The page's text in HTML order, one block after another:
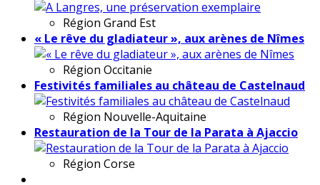
Région Grand Est
« Le rêve du gladiateur », aux arènes de Nîmes
Région Occitanie
Festivités familiales au château de Castelnaud
Région Nouvelle-Aquitaine
Restauration de la Tour de la Parata à Ajaccio
Région Corse